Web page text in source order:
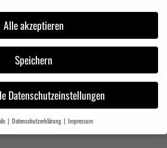
Alle akzeptieren
Speichern
Datenschutzeinstellungen
Datenschutzerklärung Impressum